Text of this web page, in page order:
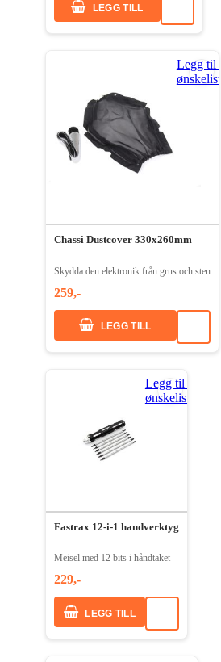
LEGG TILL
Legg til i
ønskeliste
Chassi Dustcover 330x260mm
Skydda den elektronik från grus och sten
259,-
LEGG TILL
Legg til i
ønskeliste
Fastrax 12-i-1 handverktyg
Meisel med 12 bits i håndtaket
229,-
LEGG TILL